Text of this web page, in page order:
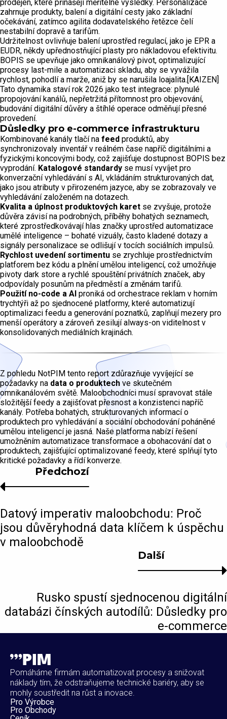
prodejen, které přinášejí měřitelné výsledky. Personalizace
zahrnuje produkty, balení a digitální cesty jako základní
očekávání, zatímco agilita dodavatelského řetězce čelí
nestabilní dopravě a tarifům.
Udržitelnost ovlivňuje balení uprostřed regulací, jako je EPR a
EUDR, někdy upřednostňující plasty pro nákladovou efektivitu.
BOPIS se upevňuje jako omnikanálový pivot, optimalizující
procesy last-mile a automatizaci skladu, aby se vyvážila
rychlost, pohodlí a marže, aniž by se narušila loajalita.[KAIZEN]
Tato dynamika staví rok 2026 jako test integrace: plynulé
propojování kanálů, nepřetržitá přítomnost pro objevování,
budování digitální důvěry a štíhlé operace odměňují přesné
provedení.
Důsledky pro e-commerce infrastrukturu
Kombinované kanály tlačí na feed produktů, aby
synchronizovaly inventář v reálném čase napříč digitálními a
fyzickými koncovými body, což zajišťuje dostupnost BOPIS bez
vyprodání. Katalogové standardy se musí vyvíjet pro
konverzační vyhledávání s AI, vkládáním strukturovaných dat,
jako jsou atributy v přirozeném jazyce, aby se zobrazovaly ve
vyhledávání založeném na dotazech.
Kvalita a úplnost produktových karet se zvyšuje, protože
důvěra závisí na podrobných, příběhy bohatých seznamech,
které zprostředkovávají hlas značky uprostřed automatizace
umělé inteligence – bohaté vizuály, často kladené dotazy a
signály personalizace se odlišují v tocích sociálních impulsů.
Rychlost uvedení sortimentu se zrychluje prostřednictvím
platforem bez kódu a plnění umělou inteligencí, což umožňuje
pivoty dark store a rychlé spouštění privátních značek, aby
odpovídaly posunům na předměstí a změnám tarifů.
Použití no-code a AI proniká od orchestrace reklam v horním
trychtýři až po sjednocené platformy, které automatizují
optimalizaci feedu a generování poznatků, zaplňují mezery pro
menší operátory a zároveň zesilují always-on viditelnost v
konsolidovaných mediálních krajinách.
Z pohledu NotPIM tento report zdůrazňuje vyvíjející se
požadavky na data o produktech ve skutečném
omnikanálovém světě. Maloobchodníci musí spravovat stále
složitější feedy a zajišťovat přesnost a konzistenci napříč
kanály. Potřeba bohatých, strukturovaných informací o
produktech pro vyhledávání a sociální obchodování poháněné
umělou inteligencí je jasná. Naše platforma nabízí řešení
umožněním automatizace transformace a obohacování dat o
produktech, zajišťující optimalizované feedy, které splňují tyto
kritické požadavky a řídí konverze.
Další
Rusko spustí sjednocenou digitální
databázi čínských autodílů: Důsledky pro
e-commerce
Předchozí
Datový imperativ maloobchodu: Proč
jsou důvěryhodná data klíčem k úspěchu
v maloobchodě
Pomáháme firmám automatizovat procesy a snižovat
náklady tím, že odstraňujeme technické bariéry, aby se
mohly soustředit na růst a inovace.
Pro Výrobce
Pro Obchody